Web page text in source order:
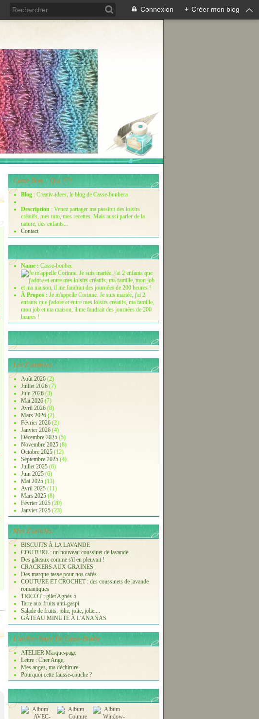
Connexion + Créer mon blog
Casse-Bon... Qui ???
Blog : Creativ-idees, le blog de Casse-bonbeca
Description : Venez partager ma passion des loisirs
créatifs, mes tuto, mes recettes. Mais aussi parler de la
nature, des enfants...
Contact
Name : Casse-bonbec
À Propos : Je m'appelle Corinne. Je suis mariée, j'ai 2
enfants que j'adore et entre mes loisirs créatifs, ma famille,
mon job et ma maison, il me faudrait des journées de 200
heures !
Les Z'archives.
Août 2026 (2)
Juillet 2026 (7)
Juin 2026 (3)
Mai 2026 (7)
Avril 2026 (8)
Mars 2026 (2)
Février 2026 (2)
Janvier 2026 (4)
Décembre 2025 (5)
Novembre 2025 (8)
Octobre 2025 (12)
Septembre 2025 (4)
Juillet 2025 (6)
Juin 2025 (6)
Mai 2025 (13)
Avril 2025 (11)
Mars 2025 (8)
Février 2025 (20)
Janvier 2025 (23)
Mes Z'articles.
BISCUITS À LA LAVANDE
COUTURE : un nouveau coussinet de lavande
Des gâteaux comme s'il en pleuvait !
CRACKERS AUX GRAINES
Des marque-tasse pour nos cafés
COUTURE ET CROCHET : des coussinets de lavande
romantiques
TRICOT : gilet Agnès 5
Tarte aux fruits anti-gaspi
Salade de fruits, jolie, jolie, jolie....
GÂTEAU MINUTE À L'ANANAS
L'atelier-Vente De Casse-Bonbe
ATELIER Marque-page
Lettre : Cher Ange,
Mes anges, ma déchirure.
Pourquoi cette fausse-couche ?